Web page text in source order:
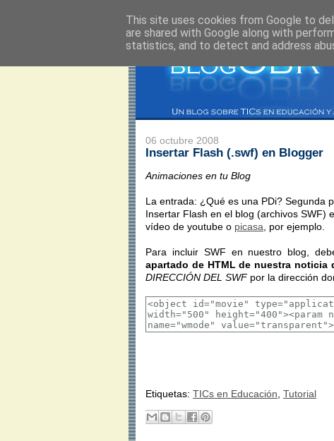
06 octubre 2008
Insertar Flash (.swf) en Blogger
Animaciones en tu Blog
La entrada: ¿Qué es una PDi? Segunda
Insertar Flash en el blog (archivos SWF)
vídeo de youtube o picasa , por ejemplo.
Para incluir SWF en nuestro blog,
apartado de HTML de nuestra noticia
DIRECCIÓN DEL SWFpor la dirección
Etiquetas: TICs en Educación Tutorial
This site uses cookies from Google to
are shared with Google along with
statistics, and to detect and address